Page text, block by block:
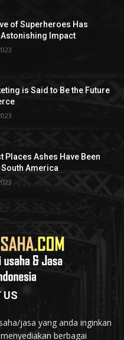
of Superheroes Has
Impact
is Said to Be the Future
Places Ashes Have Been
America
US
jasa yang anda inginkan
berbagai